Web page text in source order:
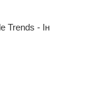
Trends - Ін